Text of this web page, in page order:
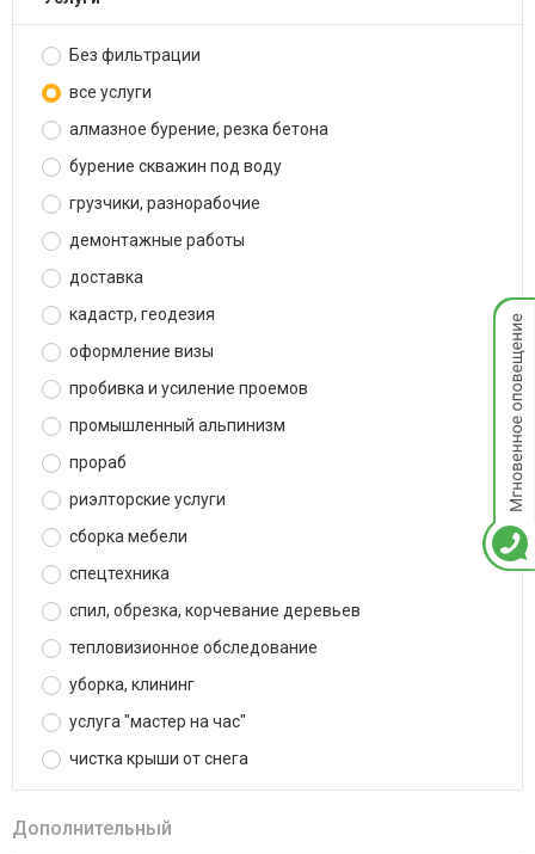
Без фильтрации
все услуги
алмазное бурение, резка бетона
бурение скважин под воду
грузчики, разнорабочие
демонтажные работы
доставка
кадастр, геодезия
оформление визы
пробивка и усиление проемов
промышленный альпинизм
прораб
риэлторские услуги
сборка мебели
спецтехника
спил, обрезка, корчевание деревьев
тепловизионное обследование
уборка, клининг
услуга "мастер на час"
чистка крыши от снега
Дополнительный